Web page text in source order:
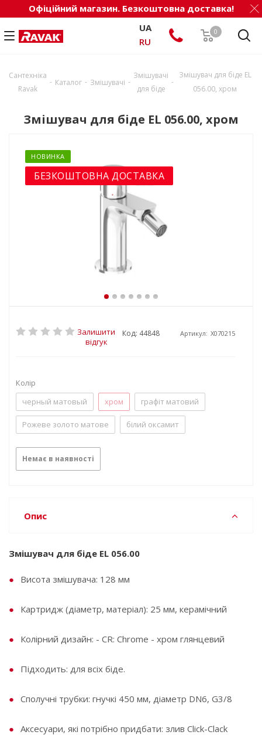
Офіційний магазин. Безкоштовна доставка!
0
UA
RU
Сантехніка
Ravak
- Каталог - Змішувачі -
Змішувачі
для біде
-
Змішувач для біде EL
056.00, хром
Змішувач для біде EL 056.00, хром
НОВИНКА
БЕЗКОШТОВНА ДОСТАВКА
Залишити
відгук
Код: 44848 Артикул: X070215
Колір
черный матовый
хром графіт матовий
Рожеве золото матове білий оксамит
Немає в наявності
Опис
Змішувач для біде EL 056.00
Висота змішувача: 128 мм
Картридж (діаметр, матеріал): 25 мм, керамічний
Колірний дизайн: - CR: Chrome - хром глянцевий
Підходить: для всіх біде.
Сполучні трубки: гнучкі 450 мм, діаметр DN6, G3/8
Аксесуари, які потрібно придбати: злив Click-Clack